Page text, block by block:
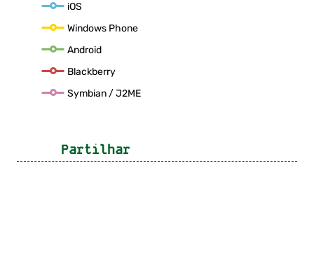
iOS
Windows Phone
Android
Blackberry
Symbian / J2ME
Partilhar